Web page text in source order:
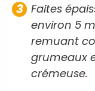
Faites
environ 5
remuant
grumeaux
crémeuse.